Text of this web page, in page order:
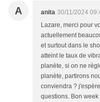
A anita 30/11/2024
Lazare, merci pour
actuellement
et surtout dans le
atteint le taux de
planète, si on ne
planète, partirons
conviendra ?
questions. Bon week